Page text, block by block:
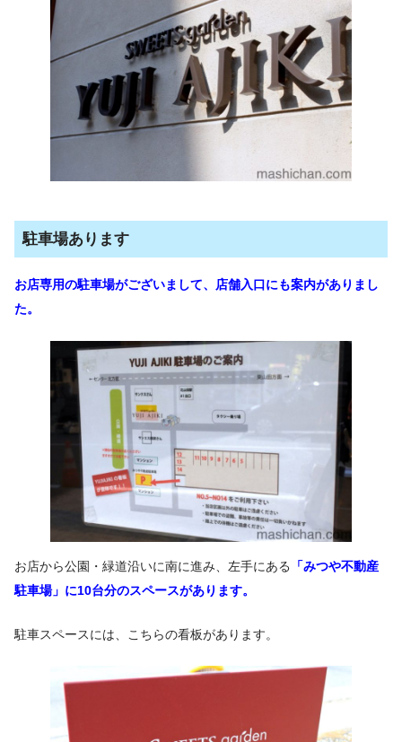
駐車場あります
お店専用の駐車場がございまして、店舗入口にも案内がありまし
た。
お店から公園・緑道沿いに南に進み、左手にある
「みつや不動産
駐車場」に10台分のスペースがあります。
駐車スペースには、こちらの看板があります。